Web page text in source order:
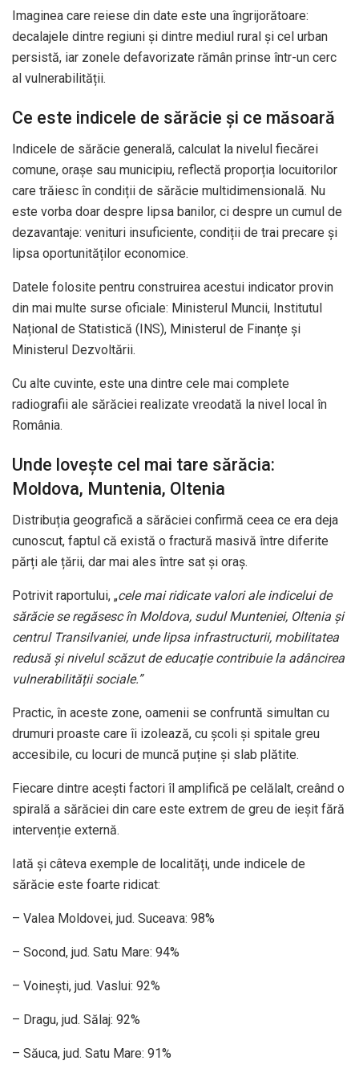
Imaginea care reiese din date este una îngrijorătoare:
decalajele dintre regiuni și dintre mediul rural și cel urban
persistă, iar zonele defavorizate rămân prinse într-un cerc
al vulnerabilității.
Ce este indicele de sărăcie și ce măsoară
Indicele de sărăcie generală, calculat la nivelul fiecărei
comune, orașe sau municipiu, reflectă proporția locuitorilor
care trăiesc în condiții de sărăcie multidimensională. Nu
este vorba doar despre lipsa banilor, ci despre un cumul de
dezavantaje: venituri insuficiente, condiții de trai precare și
lipsa oportunităților economice.
Datele folosite pentru construirea acestui indicator provin
din mai multe surse oficiale: Ministerul Muncii, Institutul
Național de Statistică (INS), Ministerul de Finanțe și
Ministerul Dezvoltării.
Cu alte cuvinte, este una dintre cele mai complete
radiografii ale sărăciei realizate vreodată la nivel local în
România.
Unde lovește cel mai tare sărăcia:
Moldova, Muntenia, Oltenia
Distribuția geografică a sărăciei confirmă ceea ce era deja
cunoscut, faptul că există o fractură masivă între diferite
părți ale țării, dar mai ales între sat și oraș.
Potrivit raportului, „cele mai ridicate valori ale indicelui de
sărăcie se regăsesc în Moldova, sudul Munteniei, Oltenia și
centrul Transilvaniei, unde lipsa infrastructurii, mobilitatea
redusă și nivelul scăzut de educație contribuie la adâncirea
vulnerabilității sociale.”
Practic, în aceste zone, oamenii se confruntă simultan cu
drumuri proaste care îi izolează, cu școli și spitale greu
accesibile, cu locuri de muncă puține și slab plătite.
Fiecare dintre acești factori îl amplifică pe celălalt, creând o
spirală a sărăciei din care este extrem de greu de ieșit fără
intervenție externă.
Iată și câteva exemple de localități, unde indicele de
sărăcie este foarte ridicat:
– Valea Moldovei, jud. Suceava: 98%
– Socond, jud. Satu Mare: 94%
– Voinești, jud. Vaslui: 92%
– Dragu, jud. Sălaj: 92%
– Săuca, jud. Satu Mare: 91%